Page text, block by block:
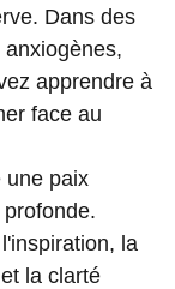
Dans des
apprendre à
face au
une paix
la
la clarté